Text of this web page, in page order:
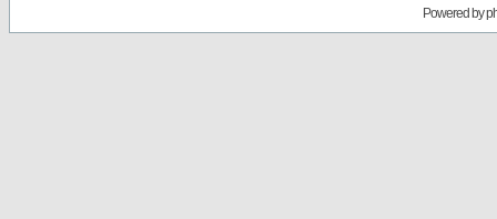
Powered by